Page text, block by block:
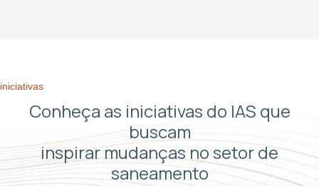
iniciativas
Conheça as iniciativas do IAS que
buscam
inspirar mudanças no setor de
saneamento